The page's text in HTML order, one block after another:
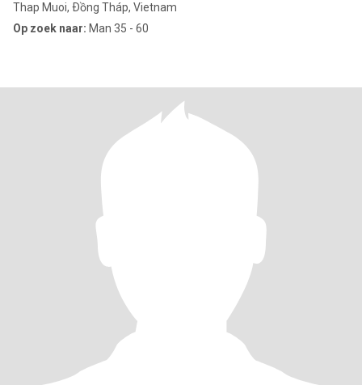
Thap Muoi, Ðồng Tháp, Vietnam
Op zoek naar: Man 35 - 60